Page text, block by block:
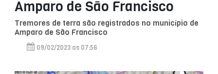
Amparo de São Francisco
Tremores de terra são registrados no município de
Amparo de São Francisco
09/02/2023 as 07:56